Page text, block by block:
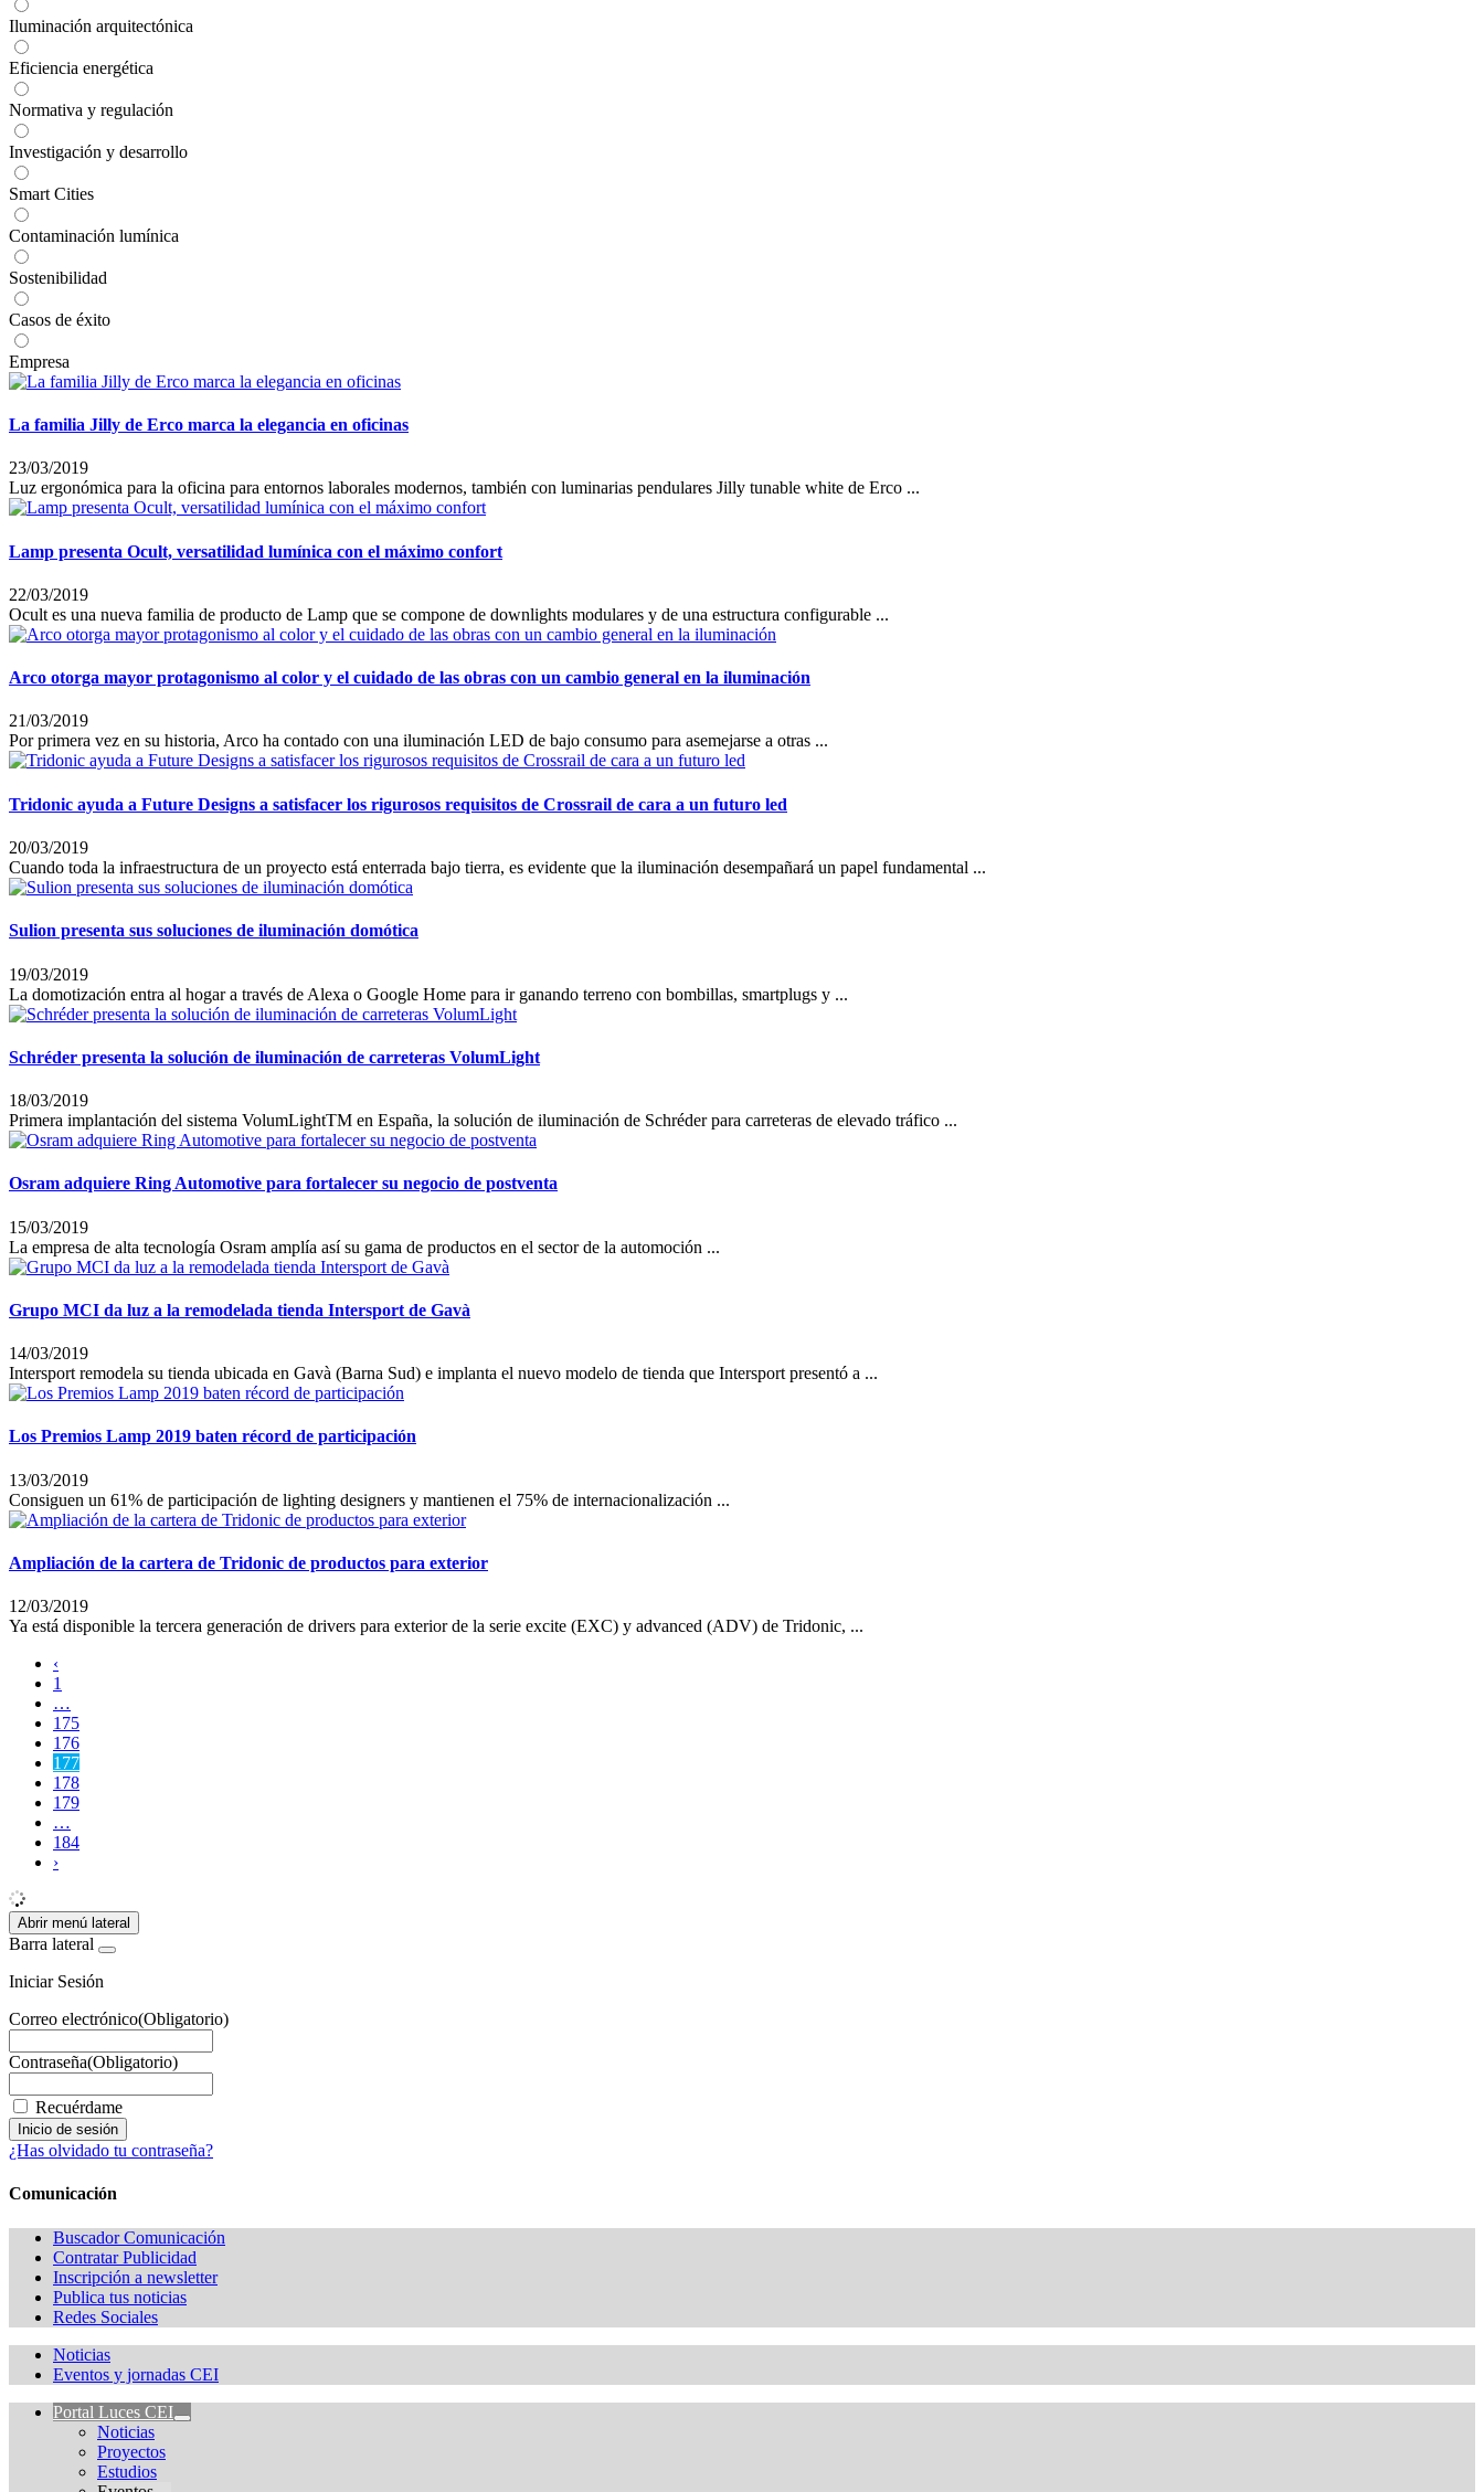
Iluminación arquitectónica
Eficiencia energética
Normativa y regulación
Investigación y desarrollo
Smart Cities
Contaminación lumínica
Sostenibilidad
Casos de éxito
Empresa
La familia Jilly de Erco marca la elegancia en oficinas
23/03/2019
Luz ergonómica para la oficina para entornos laborales modernos, también con luminarias pendulares Jilly tunable white de Erco ...
Lamp presenta Ocult, versatilidad lumínica con el máximo confort
22/03/2019
Ocult es una nueva familia de producto de Lamp que se compone de downlights modulares y de una estructura configurable ...
Arco otorga mayor protagonismo al color y el cuidado de las obras con un cambio general en la iluminación
21/03/2019
Por primera vez en su historia, Arco ha contado con una iluminación LED de bajo consumo para asemejarse a otras ...
Tridonic ayuda a Future Designs a satisfacer los rigurosos requisitos de Crossrail de cara a un futuro led
20/03/2019
Cuando toda la infraestructura de un proyecto está enterrada bajo tierra, es evidente que la iluminación desempañará un papel fundamental ...
Sulion presenta sus soluciones de iluminación domótica
19/03/2019
La domotización entra al hogar a través de Alexa o Google Home para ir ganando terreno con bombillas, smartplugs y ...
Schréder presenta la solución de iluminación de carreteras VolumLight
18/03/2019
Primera implantación del sistema VolumLightTM en España, la solución de iluminación de Schréder para carreteras de elevado tráfico ...
Osram adquiere Ring Automotive para fortalecer su negocio de postventa
15/03/2019
La empresa de alta tecnología Osram amplía así su gama de productos en el sector de la automoción ...
Grupo MCI da luz a la remodelada tienda Intersport de Gavà
14/03/2019
Intersport remodela su tienda ubicada en Gavà (Barna Sud) e implanta el nuevo modelo de tienda que Intersport presentó a ...
Los Premios Lamp 2019 baten récord de participación
13/03/2019
Consiguen un 61% de participación de lighting designers y mantienen el 75% de internacionalización ...
Ampliación de la cartera de Tridonic de productos para exterior
12/03/2019
Ya está disponible la tercera generación de drivers para exterior de la serie excite (EXC) y advanced (ADV) de Tridonic, ...
‹
1
…
175
176
177
178
179
…
184
›
Abrir menú lateral
Barra lateral
Iniciar Sesión
Correo electrónico(Obligatorio)
Contraseña(Obligatorio)
Recuérdame
¿Has olvidado tu contraseña?
Comunicación
Buscador Comunicación
Contratar Publicidad
Inscripción a newsletter
Publica tus noticias
Redes Sociales
Noticias
Eventos y jornadas CEI
Portal Luces CEI
Noticias
Proyectos
Estudios